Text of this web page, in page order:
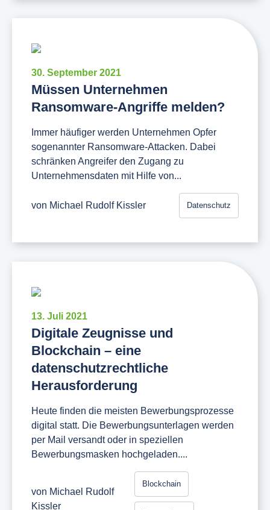
30. September 2021
Müssen Unternehmen
Ransomware-Angriffe melden?
Immer häufiger werden Unternehmen Opfer
sogenannter Ransomware-Attacken. Dabei
schränken Angreifer den Zugang zu
Unternehmensdaten mit Hilfe von...
von Michael Rudolf Kissler Datenschutz
13. Juli 2021
Digitale Zeugnisse und
Blockchain – eine
datenschutzrechtliche
Herausforderung
Heute finden die meisten Bewerbungsprozesse
digital statt. Die Bewerbungsunterlagen werden
per Mail versandt oder in speziellen
Bewerbungsmasken hochgeladen....
von Michael Rudolf
Kissler
Blockchain